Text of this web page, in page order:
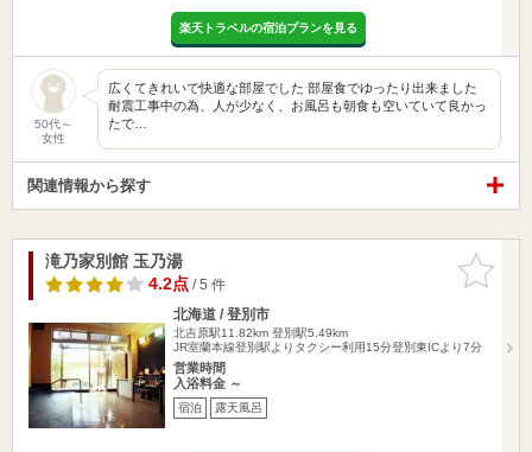
楽天トラベルの宿泊プランを見る
50代～
女性
広くてきれいで快適な部屋でした 部屋食でゆったり出来ました
耐震工事中の為、人が少なく、お風呂も朝食も空いていて良かっ
たで…
関連情報から探す
お気に入
りに追加
滝乃家別館 玉乃湯
4.2点/ 5 件
北海道 / 登別市
北吉原駅11.82km 登別駅5.49km
JR室蘭本線登別駅よりタクシー利用15分登別東ICより7分
営業時間
入浴料金 ～
宿泊 露天風呂